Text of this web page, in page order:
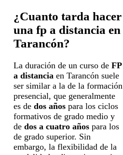
¿Cuanto tarda hacer
una fp a distancia en
Tarancón?
La duración de un curso de FP
a distancia en Tarancón suele
ser similar a la de la formación
presencial, que generalmente
es de dos años para los ciclos
formativos de grado medio y
de dos a cuatro años para los
de grado superior. Sin
embargo, la flexibilidad de la